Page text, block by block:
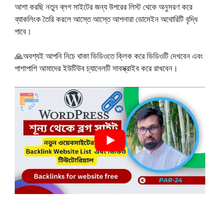
আশা করছি নতুন ব্লগ সাইটের জন্য উপরের লিস্ট থেকে অনুসরণ করে
ব্যাকলিংক তৈরি করলে আস্তে আস্তে আপনারা ডোমেইন অথোরিটি বৃদ্ধি
পাবে।
🙏অবশ্যই আপনি নিচে থাকা ভিডিওতে ক্লিক করে ভিডিওটি দেখবেন এবং
পাশাপাশি আমাদের ইউটিউব চ্যানেলটি সাবস্ক্রাইব করে রাখবেন।